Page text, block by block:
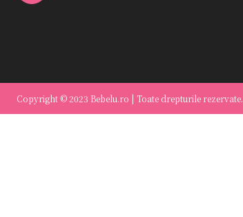
Copyright © 2023 Bebelu.ro | Toate drepturile rezervate.